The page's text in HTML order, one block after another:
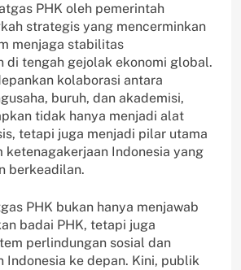
PHK oleh pemerintah
strategis yang mencerminkan
menjaga stabilitas
di tengah gejolak ekonomi global.
kolaborasi antara
buruh, dan akademisi,
tidak hanya menjadi alat
tetapi juga menjadi pilar utama
ketenagakerjaan Indonesia yang
berkeadilan.
PHK bukan hanya menjawab
badai PHK, tetapi juga
perlindungan sosial dan
Indonesia ke depan. Kini, publik